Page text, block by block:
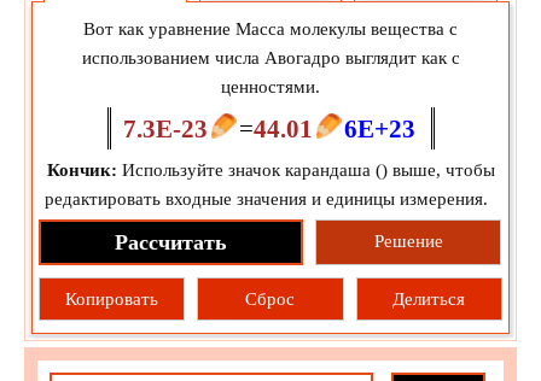
Вот как уравнение Масса молекулы вещества с
использованием числа Авогадро выглядит как с
ценностями.
7.3E-23 =44.01 6E+23
Кончик: Используйте значок карандаша () выше, чтобы
редактировать входные значения и единицы измерения.
Рассчитать Решение
Копировать Сброс Делиться